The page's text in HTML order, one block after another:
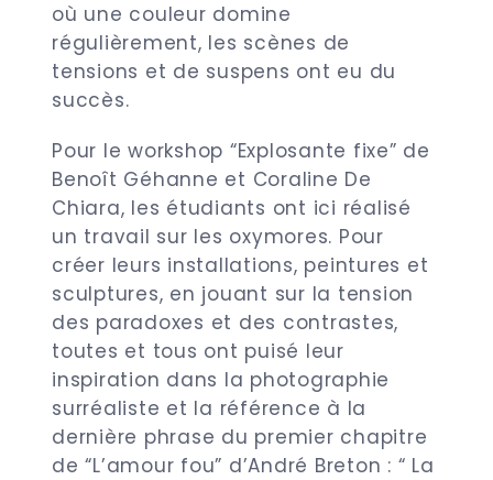
où une couleur domine
régulièrement, les scènes de
tensions et de suspens ont eu du
succès.
Pour le workshop “Explosante fixe” de
Benoît Géhanne et Coraline De
Chiara, les étudiants ont ici réalisé
un travail sur les oxymores. Pour
créer leurs installations, peintures et
sculptures, en jouant sur la tension
des paradoxes et des contrastes,
toutes et tous ont puisé leur
inspiration dans la photographie
surréaliste et la référence à la
dernière phrase du premier chapitre
de “L’amour fou” d’André Breton : “ La